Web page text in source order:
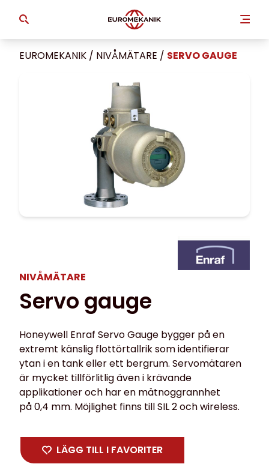
EUROMEKANIK / NIVÅMÄTARE / SERVO GAUGE
NIVÅMÄTARE
Servo gauge
Honeywell Enraf Servo Gauge bygger på en
extremt känslig flottörtallrik som identifierar
ytan i en tank eller ett bergrum. Servomätaren
är mycket tillförlitlig även i krävande
applikationer och har en mätnoggrannhet
på 0,4 mm. Möjlighet finns till SIL 2 och wireless.
LÄGG TILL I FAVORITER